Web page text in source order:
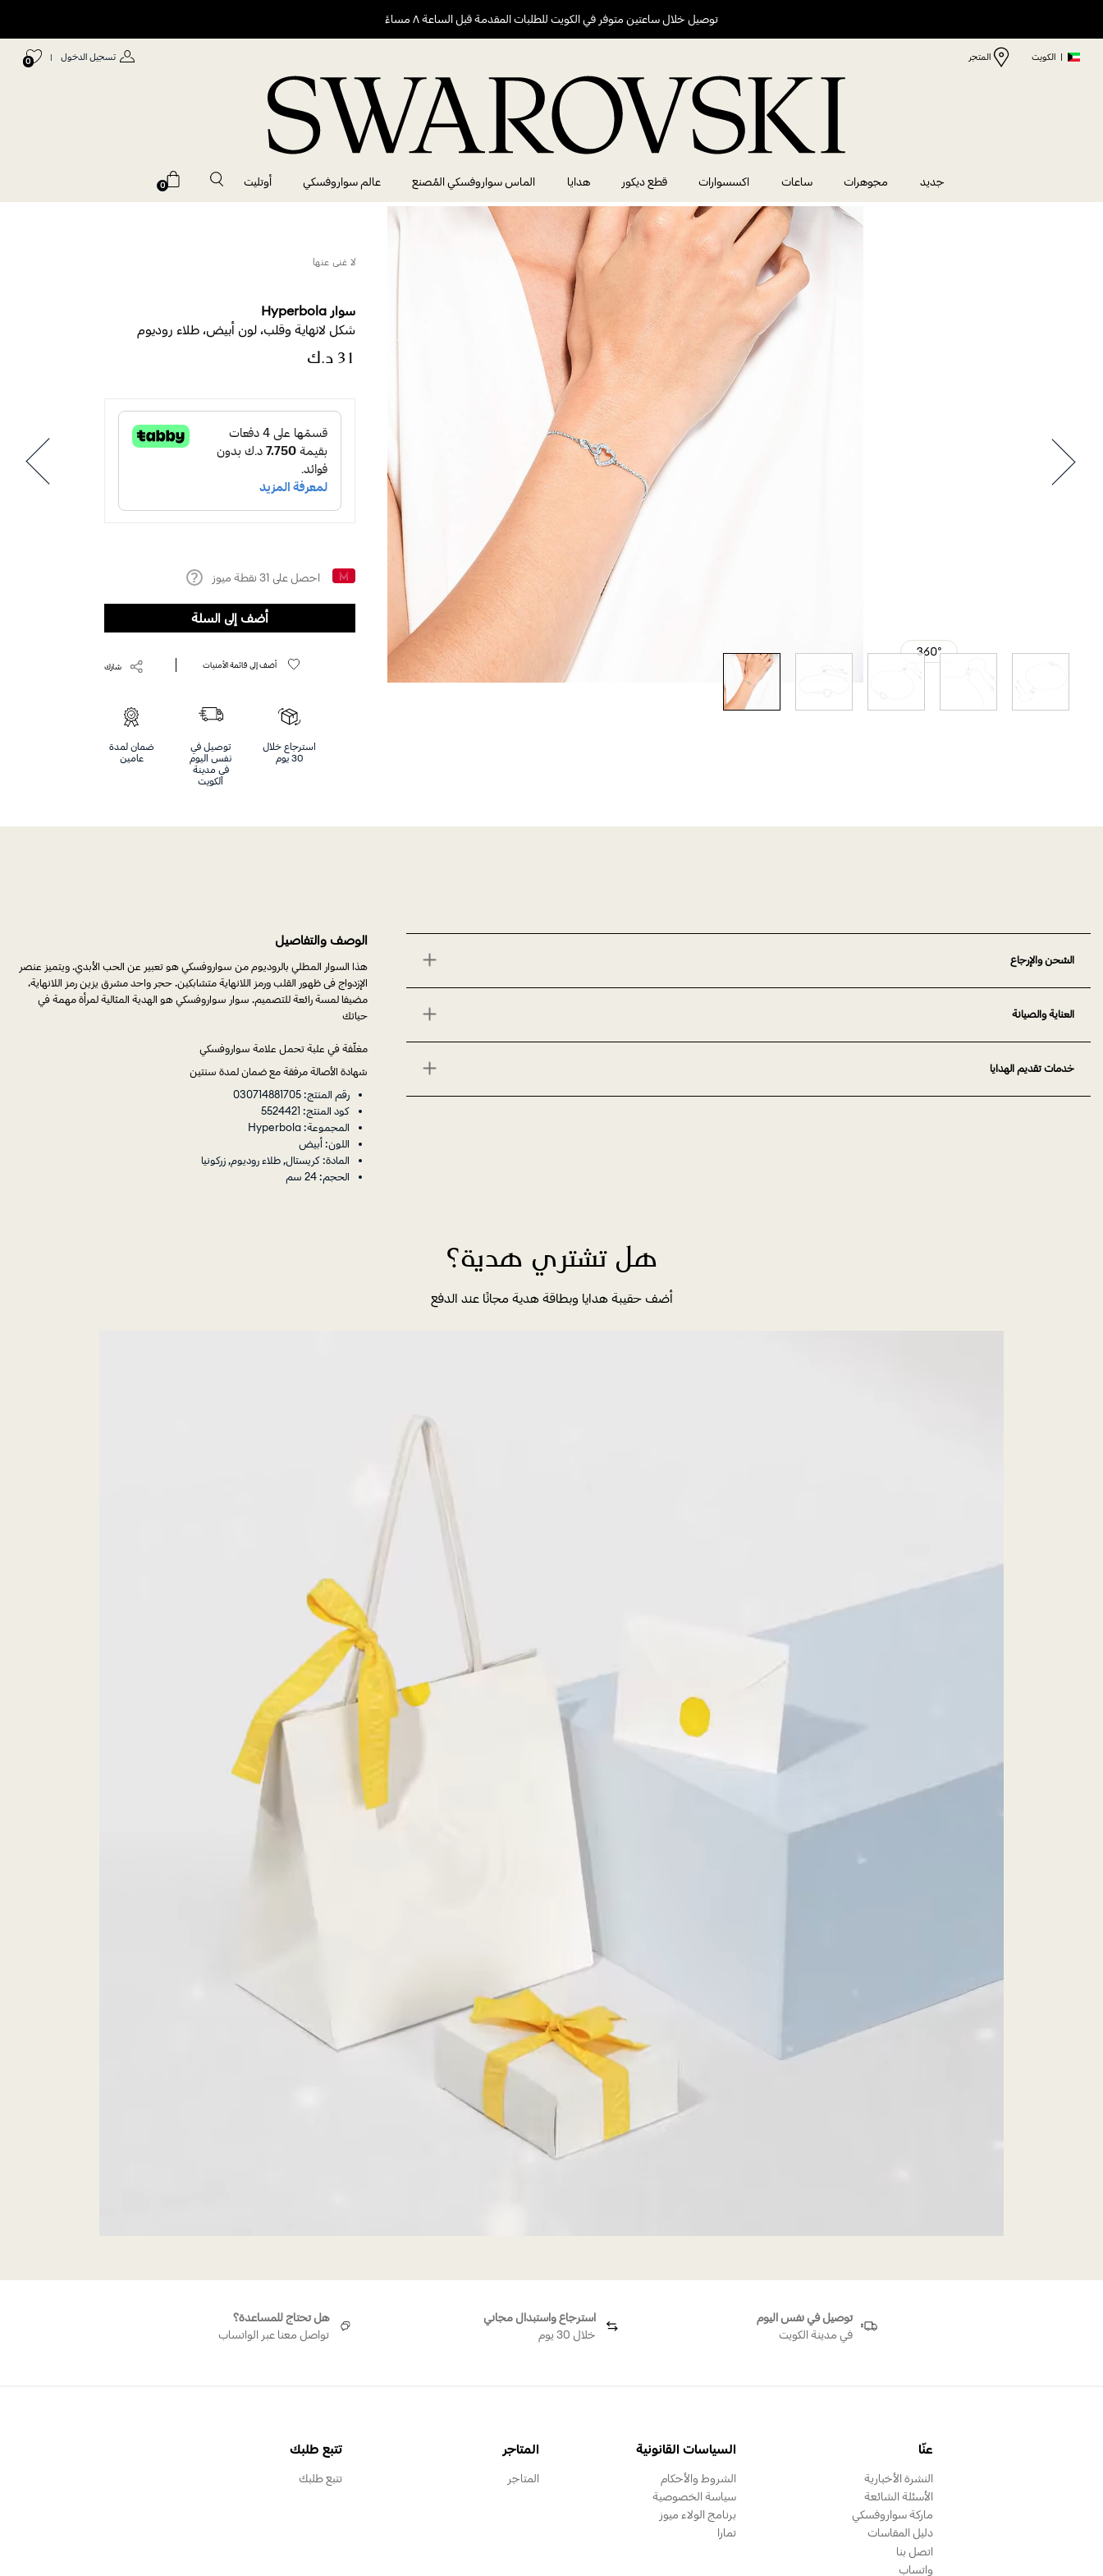
توصيل خلال ساعتين متوفر في الكويت للطلبات المقدمة قبل الساعة ٨ مساءً
| الكويت المتجر تسجيل الدخول |
0
جديد مجوهرات ساعات اكسسوارات قطع ديكور هدايا الماس سواروفسكي المُصنع عالم سواروفسكي أوتليت 0
لا غنى عنها
سوار Hyperbola
شكل لانهاية وقلب، لون أبيض، طلاء روديوم
احصل على 31 نقطة ميوز
أضف إلى السلة
أضف إلى قائمة الأمنيات شارك
استرجاع خلال
30 يوم
توصيل في
نفس اليوم
في مدينة
الكويت
ضمان لمدة
عامين
الشحن والإرجاع
العناية والصيانة
خدمات تقديم الهدايا
الوصف والتفاصيل
هذا السوار المطلي بالروديوم من سواروفسكي هو تعبير عن الحب الأبدي. ويتميز عنصر
الإزدواج فى ظهور القلب ورمز اللانهاية متشابكين. حجر واحد مشرق يزين رمز اللانهاية،
مضيفا لمسة رائعة للتصميم. سوار سواروفسكي هو الهدية المثالية لمرأة مهمة في
حياتك
مغلّفة في علبة تحمل علامة سواروفسكي
شهادة الأصالة مرفقة مع ضمان لمدة سنتين
رقم المنتج: 030714881705
كود المنتج: 5524421
المجموعة: Hyperbola
اللون: أبيض
المادة: كريستال, طلاء روديوم, زركونيا
الحجم: 24 سم
هل تشتري هدية؟
أضف حقيبة هدايا وبطاقة هدية مجانًا عند الدفع
توصيل في نفس اليوم
في مدينة الكويت
استرجاع واستبدال مجاني
خلال 30 يوم
هل تحتاج للمساعدة؟
تواصل معنا عبر الواتساب
عنّا
النشرة الأخبارية
الأسئلة الشائعة
ماركة سواروفسكي
دليل المقاسات
اتصل بنا
واتساب
السياسات القانونية
الشروط والأحكام
سياسة الخصوصية
برنامج الولاء ميوز
تمارا
المتاجر
المتاجر
تتبع طلبك
تتبع طلبك